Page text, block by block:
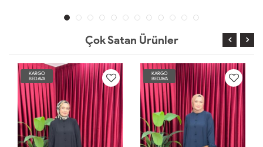
Çok Satan Ürünler
KARGO
BEDAVA
KARGO
BEDAVA